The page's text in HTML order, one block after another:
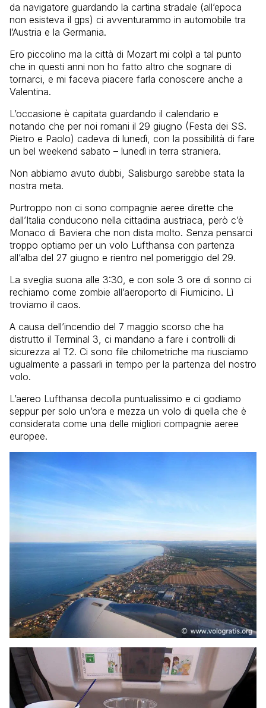
da navigatore guardando la cartina stradale (all’epoca
non esisteva il gps) ci avventurammo in automobile tra
l’Austria e la Germania.
Ero piccolino ma la città di Mozart mi colpì a tal punto
che in questi anni non ho fatto altro che sognare di
tornarci, e mi faceva piacere farla conoscere anche a
Valentina.
L’occasione è capitata guardando il calendario e
notando che per noi romani il 29 giugno (Festa dei SS.
Pietro e Paolo) cadeva di lunedì, con la possibilità di fare
un bel weekend sabato – lunedì in terra straniera.
Non abbiamo avuto dubbi, Salisburgo sarebbe stata la
nostra meta.
Purtroppo non ci sono compagnie aeree dirette che
dall’Italia conducono nella cittadina austriaca, però c’è
Monaco di Baviera che non dista molto. Senza pensarci
troppo optiamo per un volo Lufthansa con partenza
all’alba del 27 giugno e rientro nel pomeriggio del 29.
La sveglia suona alle 3:30, e con sole 3 ore di sonno ci
rechiamo come zombie all’aeroporto di Fiumicino. Lì
troviamo il caos.
A causa dell’incendio del 7 maggio scorso che ha
distrutto il Terminal 3, ci mandano a fare i controlli di
sicurezza al T2. Ci sono file chilometriche ma riusciamo
ugualmente a passarli in tempo per la partenza del nostro
volo.
L’aereo Lufthansa decolla puntualissimo e ci godiamo
seppur per solo un’ora e mezza un volo di quella che è
considerata come una delle migliori compagnie aeree
europee.